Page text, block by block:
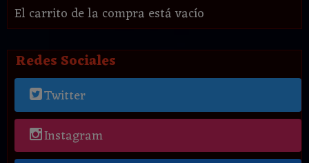
El carrito de la compra está vacío
Redes Sociales
Twitter
Instagram